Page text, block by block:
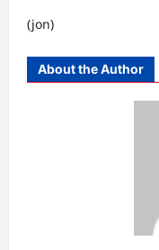
(jon)
About the Author